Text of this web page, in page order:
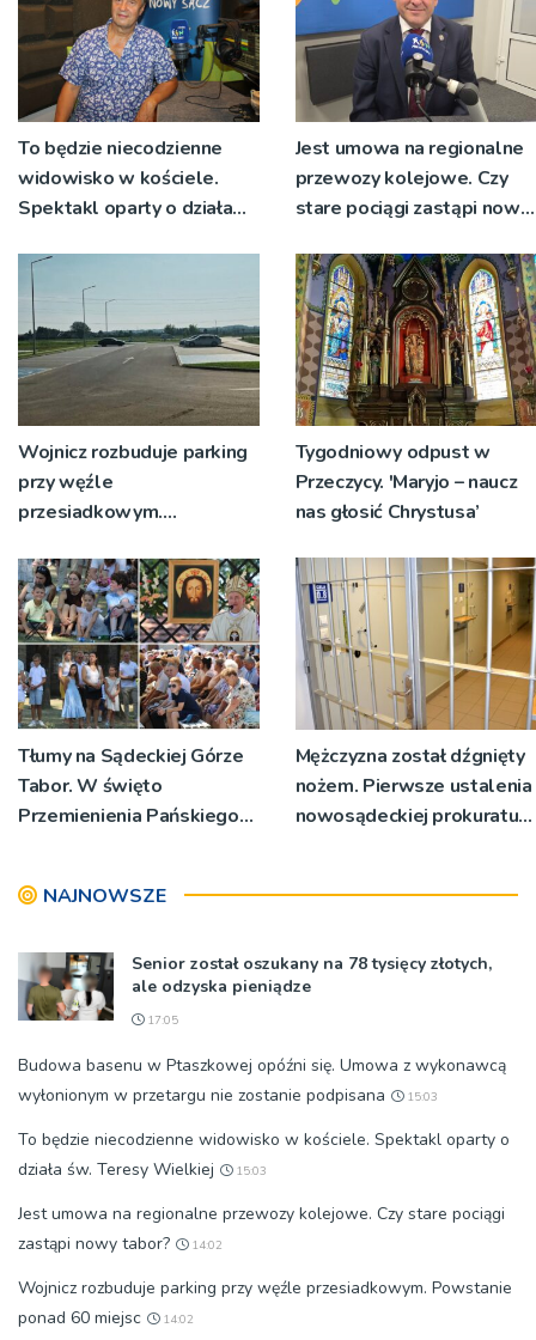
To będzie niecodzienne
widowisko w kościele.
Spektakl oparty o działa
Jest umowa na regionalne
przewozy kolejowe. Czy
stare pociągi zastąpi nowy
Wojnicz rozbuduje parking
przy węźle
przesiadkowym.
miejsc
Tygodniowy odpust w
Przeczycy. 'Maryjo – naucz
nas głosić Chrystusa’
Tłumy na Sądeckiej Górze
Tabor. W święto
Przemienienia Pańskiego
[ZDJĘCIA]
Mężczyzna został dźgnięty
nożem. Pierwsze ustalenia
nowosądeckiej prokuratury
NAJNOWSZE
Senior został oszukany na 78 tysięcy złotych,
ale odzyska pieniądze
17:05
Budowa basenu w Ptaszkowej opóźni się. Umowa z wykonawcą
wyłonionym w przetargu nie zostanie podpisana
15:03
To będzie niecodzienne widowisko w kościele. Spektakl oparty o
działa św. Teresy Wielkiej
15:03
Jest umowa na regionalne przewozy kolejowe. Czy stare pociągi
zastąpi nowy tabor?
14:02
Wojnicz rozbuduje parking przy węźle przesiadkowym. Powstanie
ponad 60 miejsc
14:02